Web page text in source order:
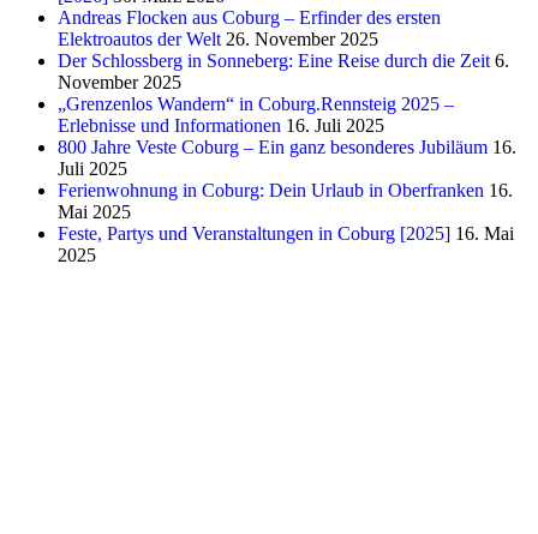
Andreas Flocken aus Coburg – Erfinder des ersten
Elektroautos der Welt 26. November 2025
Der Schlossberg in Sonneberg: Eine Reise durch die Zeit 6.
November 2025
„Grenzenlos Wandern“ in Coburg.Rennsteig 2025 –
Erlebnisse und Informationen 16. Juli 2025
800 Jahre Veste Coburg – Ein ganz besonderes Jubiläum 16.
Juli 2025
Ferienwohnung in Coburg: Dein Urlaub in Oberfranken 16.
Mai 2025
Feste, Partys und Veranstaltungen in Coburg [2025] 16. Mai
2025